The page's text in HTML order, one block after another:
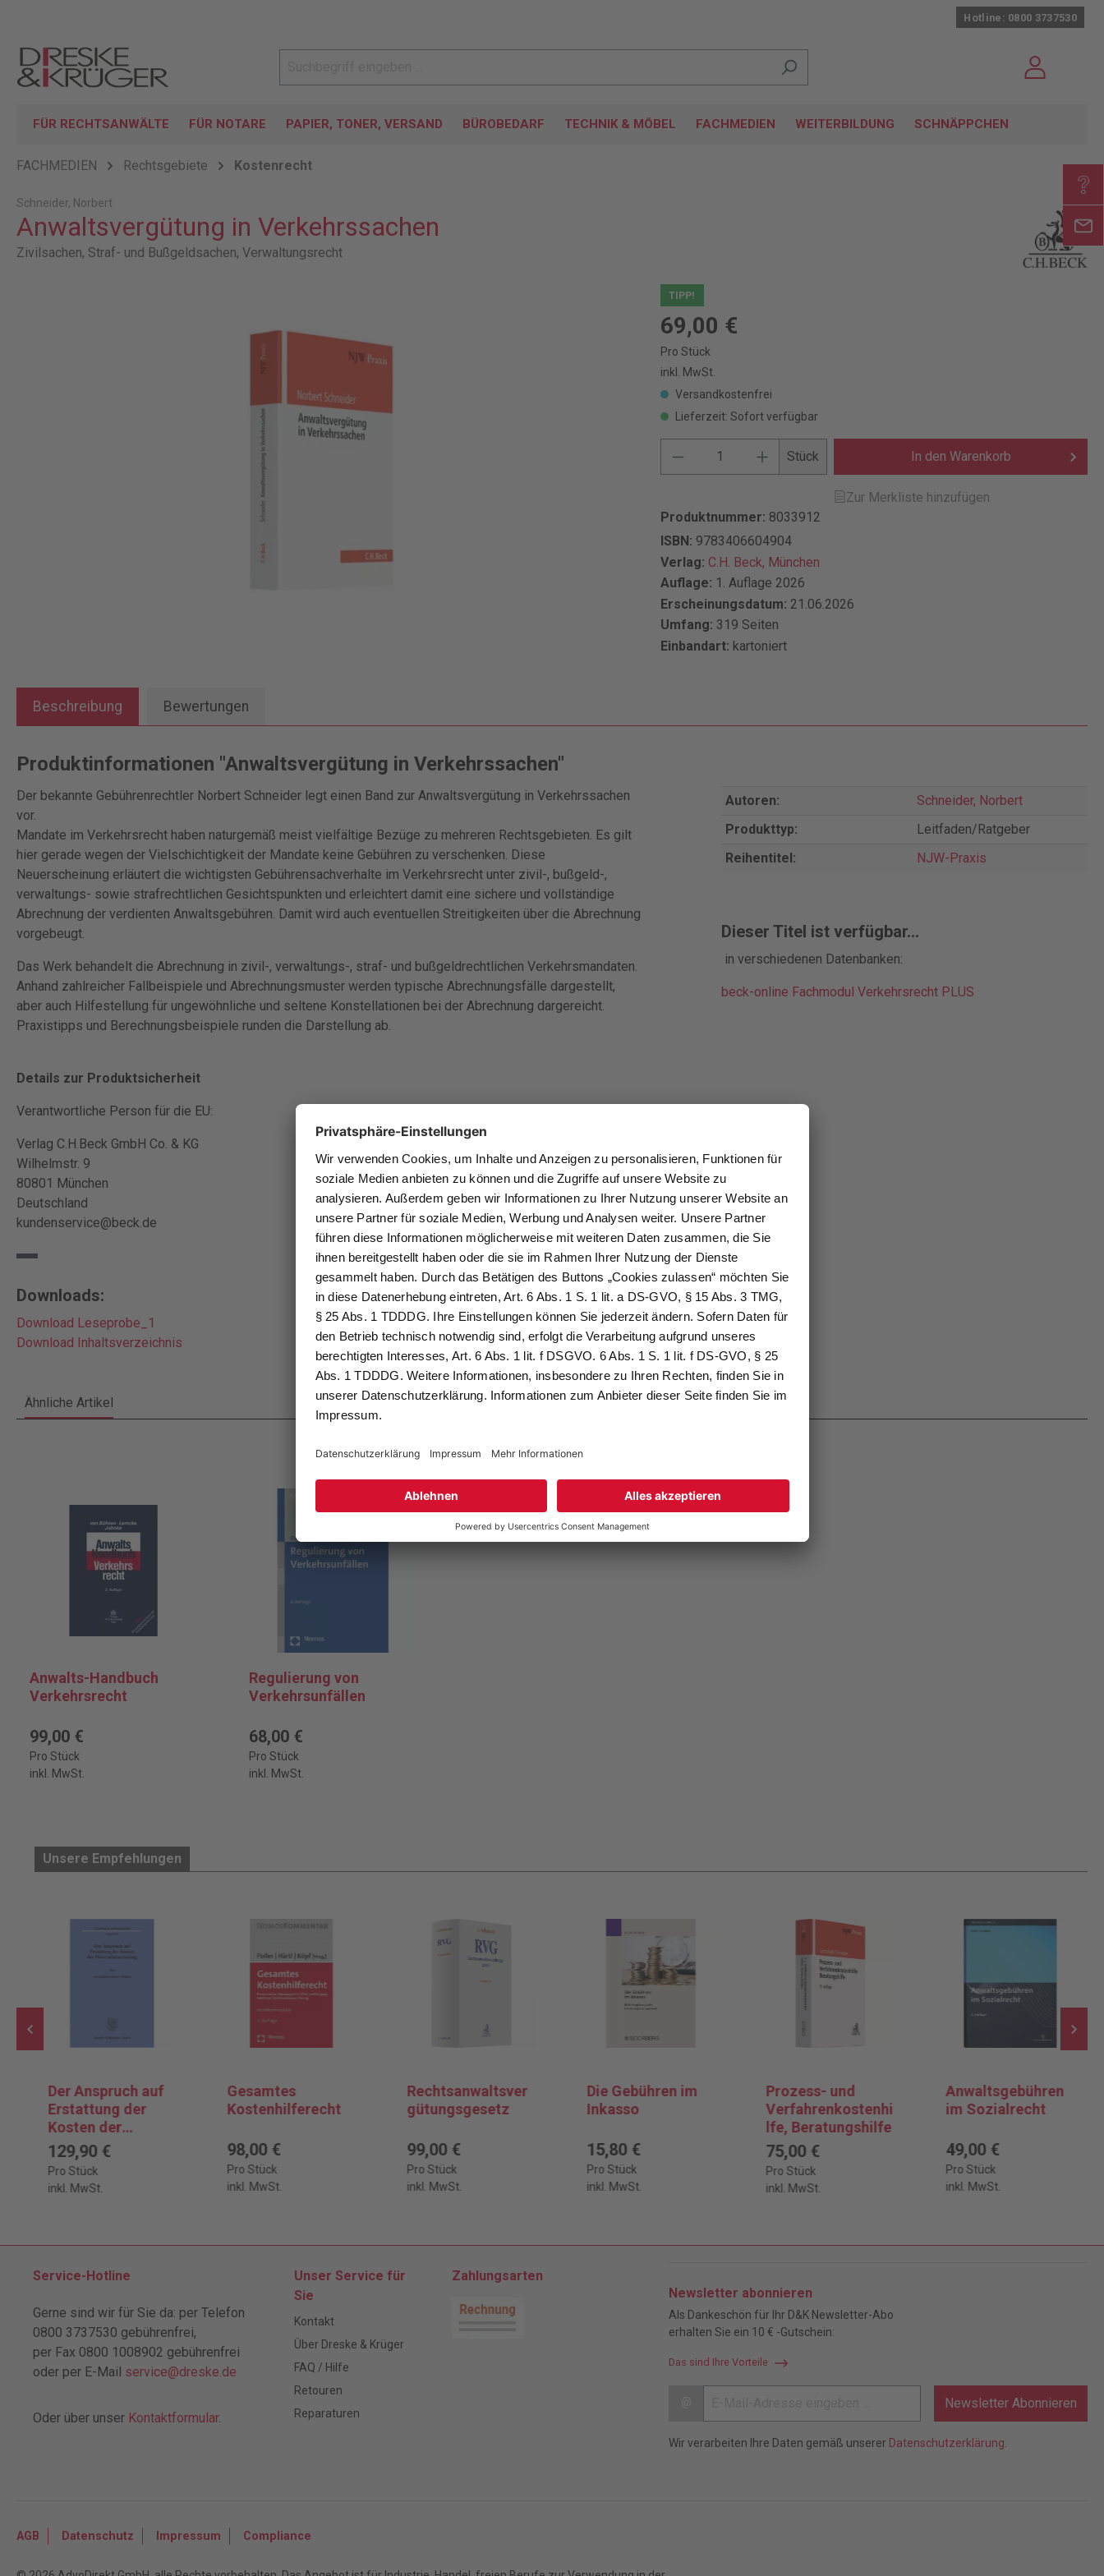
Hotline: 0800 3737530
FÜR RECHTSANWÄLTE FÜR NOTARE PAPIER, TONER, VERSAND BÜROBEDARF TECHNIK & MÖBEL FACHMEDIEN WEITERBILDUNG SCHNÄPPCHEN
FACHMEDIEN Rechtsgebiete Kostenrecht
Schneider, Norbert
Anwaltsvergütung in Verkehrssachen
Zivilsachen, Straf- und Bußgeldsachen, Verwaltungsrecht
TIPP!
69,00 €
Pro Stück
inkl. MwSt.
Versandkostenfrei
Lieferzeit: Sofort verfügbar
Stück In den Warenkorb
Zur Merkliste hinzufügen
Produktnummer: 8033912
ISBN: 9783406604904
Verlag: C.H. Beck, München
Auflage: 1. Auflage 2026
Erscheinungsdatum: 21.06.2026
Umfang: 319 Seiten
Einbandart: kartoniert
Beschreibung Bewertungen
Produktinformationen "Anwaltsvergütung in Verkehrssachen"
Der bekannte Gebührenrechtler Norbert Schneider legt einen Band zur Anwaltsvergütung in Verkehrssachen
vor.
Mandate im Verkehrsrecht haben naturgemäß meist vielfältige Bezüge zu mehreren Rechtsgebieten. Es gilt
hier gerade wegen der Vielschichtigkeit der Mandate keine Gebühren zu verschenken. Diese
Neuerscheinung erläutert die wichtigsten Gebührensachverhalte im Verkehrsrecht unter zivil-, bußgeld-,
verwaltungs- sowie strafrechtlichen Gesichtspunkten und erleichtert damit eine sichere und vollständige
Abrechnung der verdienten Anwaltsgebühren. Damit wird auch eventuellen Streitigkeiten über die Abrechnung
vorgebeugt.
Das Werk behandelt die Abrechnung in zivil-, verwaltungs-, straf- und bußgeldrechtlichen Verkehrsmandaten.
Anhand zahlreicher Fallbeispiele und Abrechnungsmuster werden typische Abrechnungsfälle dargestellt,
aber auch Hilfestellung für ungewöhnliche und seltene Konstellationen bei der Abrechnung dargereicht.
Praxistipps und Berechnungsbeispiele runden die Darstellung ab.
Details zur Produktsicherheit
Verantwortliche Person für die EU:
Verlag C.H.Beck GmbH Co. & KG
Wilhelmstr. 9
80801 München
Deutschland
kundenservice@beck.de
Autoren:
Schneider, Norbert
Produkttyp:
Leitfaden/Ratgeber
Reihentitel:
NJW-Praxis
Dieser Titel ist verfügbar...
in verschiedenen Datenbanken:
beck-online Fachmodul Verkehrsrecht PLUS
Downloads:
Download Leseprobe_1
Download Inhaltsverzeichnis
Ähnliche Artikel
Anwalts-Handbuch
Verkehrsrecht
99,00 €
Pro Stück
inkl. MwSt.
Regulierung von
Verkehrsunfällen
68,00 €
Pro Stück
inkl. MwSt.
Unsere Empfehlungen
Der Anspruch auf
Erstattung der
Kosten der
Prozessfinanzieru
ng
129,90 €
Pro Stück
inkl. MwSt.
Gesamtes
Kostenhilferecht
98,00 €
Pro Stück
inkl. MwSt.
Rechtsanwaltsver
gütungsgesetz
99,00 €
Pro Stück
inkl. MwSt.
Die Gebühren im
Inkasso
15,80 €
Pro Stück
inkl. MwSt.
Prozess- und
Verfahrenkostenhi
lfe, Beratungshilfe
75,00 €
Pro Stück
inkl. MwSt.
Anwaltsgebühren
im Sozialrecht
49,00 €
Pro Stück
inkl. MwSt.
Service-Hotline
Gerne sind wir für Sie da: per Telefon
0800 3737530 gebührenfrei,
per Fax 0800 1008902 gebührenfrei
oder per E-Mail service@dreske.de
Oder über unser Kontaktformular.
Unser Service für
Sie
Kontakt
Über Dreske & Krüger
FAQ / Hilfe
Retouren
Reparaturen
Zahlungsarten
Newsletter abonnieren
Als Dankeschön für Ihr D&K Newsletter-Abo
erhalten Sie ein 10 € -Gutschein:
Das sind Ihre Vorteile
Newsletter Abonnieren
Wir verarbeiten Ihre Daten gemäß unserer Datenschutzerklärung
AGB Datenschutz Impressum Compliance